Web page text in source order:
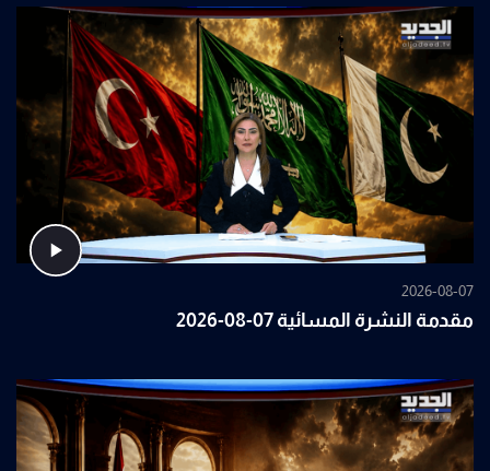
2026-08-07
مقدمة النشرة المسائية 07-08-2026